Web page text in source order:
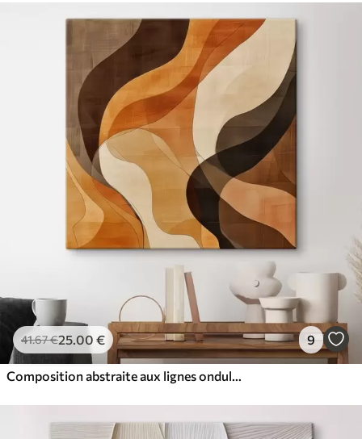
41.67€25.00 € 9
Composition abstraite aux lignes ondulées dynamiques, dans une palette de tons brun terre cuite